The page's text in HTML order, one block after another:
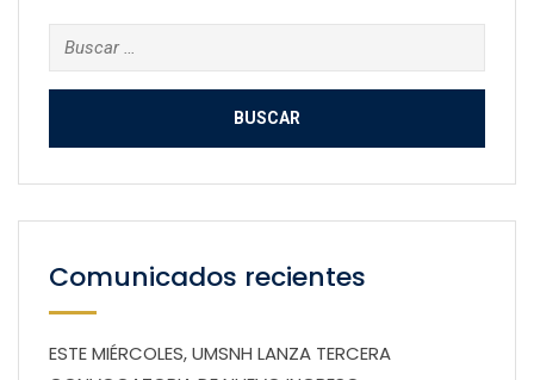
Buscar:
Comunicados recientes
ESTE MIÉRCOLES, UMSNH LANZA TERCERA